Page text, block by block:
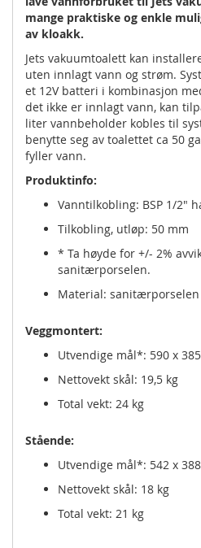
mange praktiske og enkle
av kloakk.
Jets vakuumtoalett kan
uten innlagt vann og strøm.
et 12V batteri i kombinasjon
det ikke er innlagt vann, kan
liter vannbeholder kobles til
benytte seg av toalettet ca 50
fyller vann.
Produktinfo:
Vanntilkobling: BSP 1/2"
Tilkobling, utløp: 50 mm
* Ta høyde for +/- 2%
sanitærporselen.
Material: sanitærporselen
Veggmontert:
Utvendige mål*: 590 x
Nettovekt skål: 19,5 kg
Total vekt: 24 kg
Stående:
Utvendige mål*: 542 x
Nettovekt skål: 18 kg
Total vekt: 21 kg